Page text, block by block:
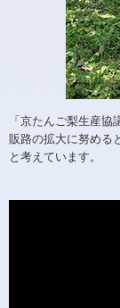
「京たんご梨生産
販路の拡大に努める
と考えています。